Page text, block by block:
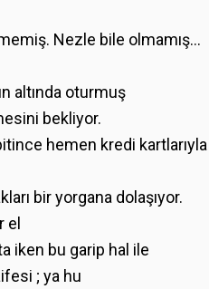
Nezle bile olmamış...
altında oturmuş
bekliyor.
hemen kredi kartlarıyla
bir yorgana dolaşıyor.
el
iken bu garip hal ile
; ya hu